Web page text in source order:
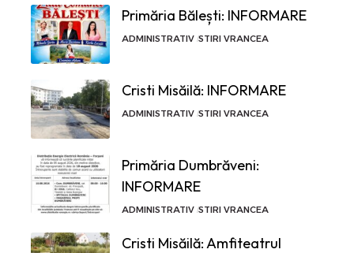
Primăria Bălești: INFORMARE
ADMINISTRATIV STIRI VRANCEA
Cristi Misăilă: INFORMARE
ADMINISTRATIV STIRI VRANCEA
Primăria Dumbrăveni:
INFORMARE
ADMINISTRATIV STIRI VRANCEA
Cristi Misăilă: Amfiteatrul